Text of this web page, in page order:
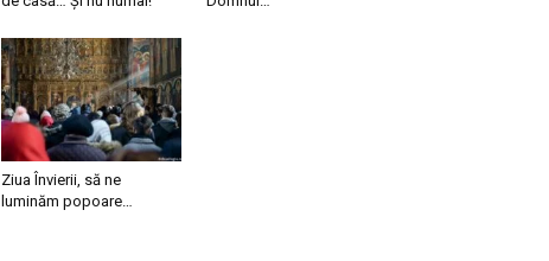
Ziua Învierii, să ne
luminăm popoare…